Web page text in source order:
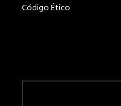
Código Ético